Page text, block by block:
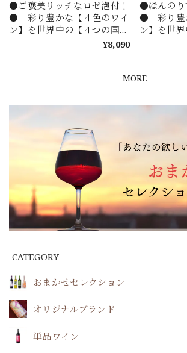
CATEGORY
おまかせセレクション
オリジナルブランド
単品ワイン
●ご褒美リッチなロゼ泡付！
● 彩り豊かな【４色のワイ
ン】を世界中の【４つの国】
からセレクト！お手頃価格で
¥8,090
●ほんのり
● 彩り豊
ン】を世
からセレ
レクション
MORE